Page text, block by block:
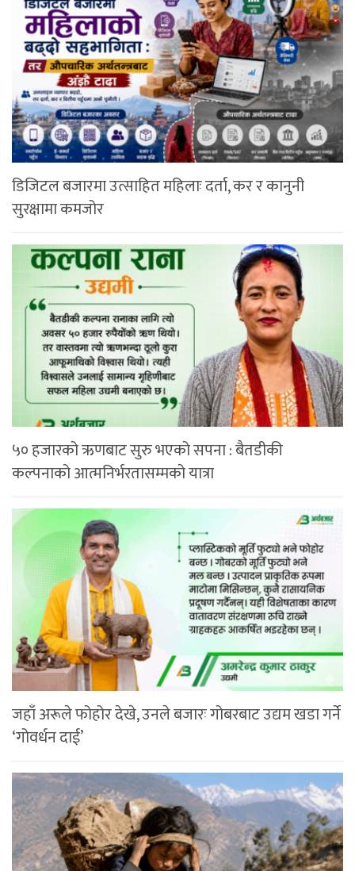
डिजिटल बजारमा उत्साहित महिलाः दर्ता, कर र कानुनी
सुरक्षामा कमजोर
५० हजारको ऋणबाट सुरु भएको सपना : बैतडीकी
कल्पनाको आत्मनिर्भरतासम्मको यात्रा
जहाँ अरूले फोहोर देखे, उनले बजारः गोबरबाट उद्यम खडा गर्ने
‘गोवर्धन दाई’